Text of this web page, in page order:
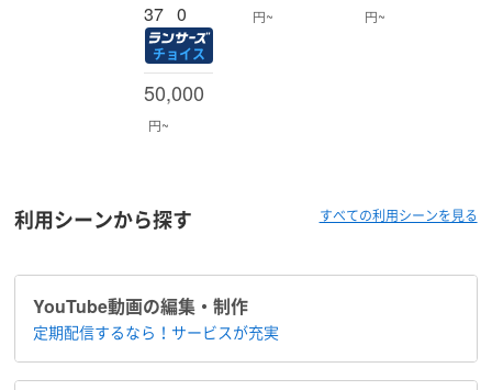
37 0
チョイス
50,000
円~
円~ 円~
利用シーンから探す すべての利用シーンを見る
YouTube動画の編集・制作
定期配信するなら！​サービスが充実